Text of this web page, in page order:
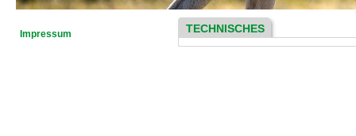
Impressum TECHNISCHES